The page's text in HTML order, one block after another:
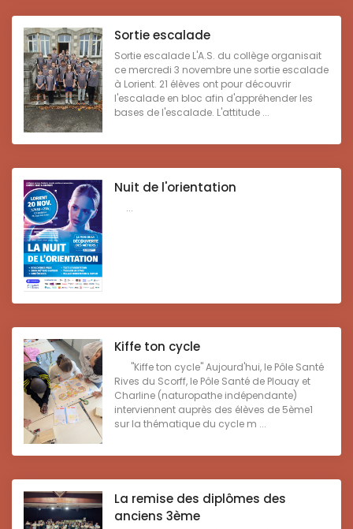
Sortie escalade
Sortie escalade L'A.S. du collège organisait
ce mercredi 3 novembre une sortie escalade
à Lorient. 21 élèves ont pour découvrir
l'escalade en bloc afin d'appréhender les
bases de l'escalade. L'attitude ...
Nuit de l'orientation
...
Kiffe ton cycle
"Kiffe ton cycle" Aujourd'hui, le Pôle Santé
Rives du Scorff, le Pôle Santé de Plouay et
Charline (naturopathe indépendante)
interviennent auprès des élèves de 5ème1
sur la thématique du cycle m ...
La remise des diplômes des
anciens 3ème